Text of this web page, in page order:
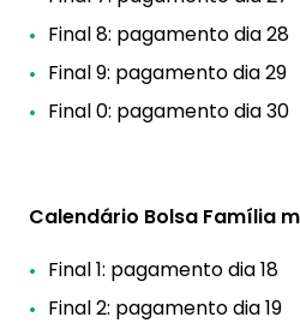
Final 8: pagamento dia 28
Final 9: pagamento dia 29
Final 0: pagamento dia 30
Calendário Bolsa Família
Final 1: pagamento dia 18
Final 2: pagamento dia 19